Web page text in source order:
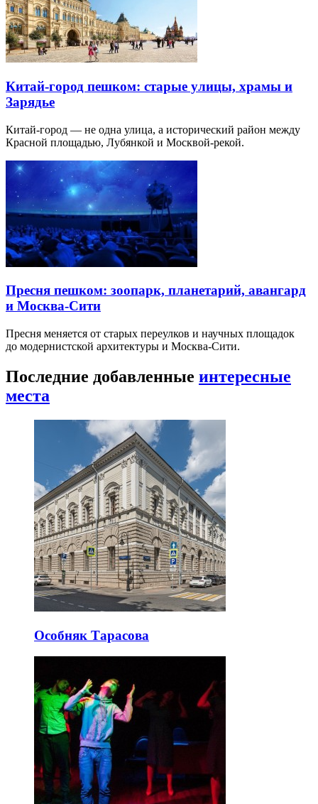
Китай-город пешком: старые улицы, храмы и
Зарядье
Китай-город — не одна улица, а исторический район между
Красной площадью, Лубянкой и Москвой-рекой.
Пресня пешком: зоопарк, планетарий, авангард
и Москва-Сити
Пресня меняется от старых переулков и научных площадок
до модернистской архитектуры и Москва-Сити.
Последние добавленные интересные
места
Особняк Тарасова